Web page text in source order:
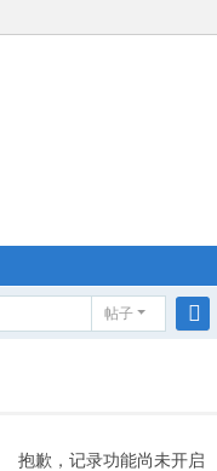
帖子
抱歉，记录功能尚未开启